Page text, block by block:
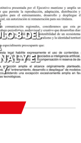
8 DEL
Y EL